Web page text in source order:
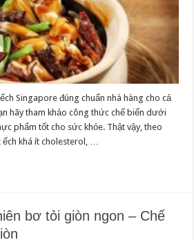
Singapore đúng chuẩn nhà hàng cho cả
hãy tham khảo công thức chế biến dưới
phẩm tốt cho sức khỏe. Thật vậy, theo
khá ít cholesterol, …
bơ tỏi giòn ngon – Chế